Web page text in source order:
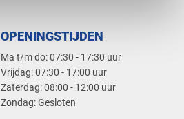
OPENINGSTIJDEN
Ma t/m do: 07:30 - 17:30 uur
​Vrijdag: 07:30 - 17:00 uur
​Zaterdag: 08:00 - 12:00 uur
​Zondag: Gesloten